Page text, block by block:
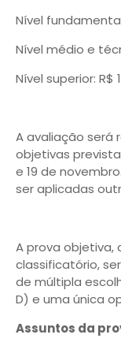
Nível
Nível médio e
Nível superior: R$
A avaliação será
objetivas
e 19 de
ser aplicadas
A prova objetiva,
classificatório,
de múltipla
D) e uma única
Assuntos da